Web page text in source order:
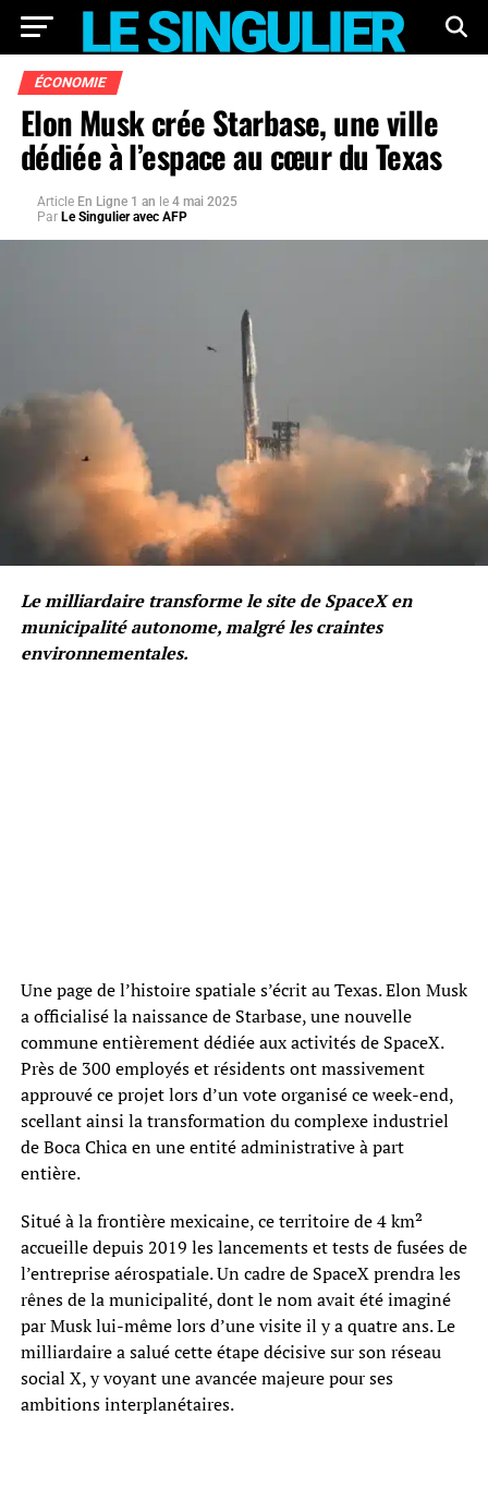
ÉCONOMIE
Elon Musk crée Starbase, une ville
dédiée à l’espace au cœur du Texas
Article En Ligne 1 an le 4 mai 2025
Par Le Singulier avec AFP
Le milliardaire transforme le site de SpaceX en
municipalité autonome, malgré les craintes
environnementales.
Une page de l’histoire spatiale s’écrit au Texas. Elon Musk
a officialisé la naissance de Starbase, une nouvelle
commune entièrement dédiée aux activités de SpaceX.
Près de 300 employés et résidents ont massivement
approuvé ce projet lors d’un vote organisé ce week-end,
scellant ainsi la transformation du complexe industriel
de Boca Chica en une entité administrative à part
entière.
Situé à la frontière mexicaine, ce territoire de 4 km²
accueille depuis 2019 les lancements et tests de fusées de
l’entreprise aérospatiale. Un cadre de SpaceX prendra les
rênes de la municipalité, dont le nom avait été imaginé
par Musk lui-même lors d’une visite il y a quatre ans. Le
milliardaire a salué cette étape décisive sur son réseau
social X, y voyant une avancée majeure pour ses
ambitions interplanétaires.